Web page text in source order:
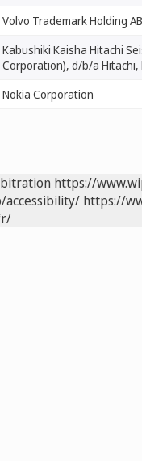
Volvo Trademark Holding AB
Kabushiki Kaisha Hitachi
Corporation), d/b/a Hitachi,
Nokia Corporation
https://
https://